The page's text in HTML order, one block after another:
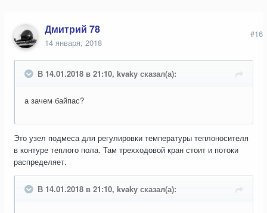
Дмитрий 78
14 января, 2018
#16
В 14.01.2018 в 21:10, kvaky сказал(а):
а зачем байпас?
Это узел подмеса для регулировки температуры теплоносителя
в контуре теплого пола. Там трехходовой кран стоит и потоки
распределяет.
В 14.01.2018 в 21:10, kvaky сказал(а):